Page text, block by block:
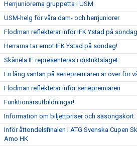
Herrjuniorerna gruppetta i USM
USM-helg för våra dam- och herrjuniorer
Flodman reflekterar inför IFK Ystad på söndag
Herrarna tar emot IFK Ystad på söndag!
Skånela IF representeras i distriktslaget
En lång väntan på seriepremiären är över för
Flodman reflekterar inför seriepremiären
Funktionärsutbildningar!
Information om biljettpriser och säsongskort
Inför åttondelsfinalen i ATG Svenska Cupen
Amo HK